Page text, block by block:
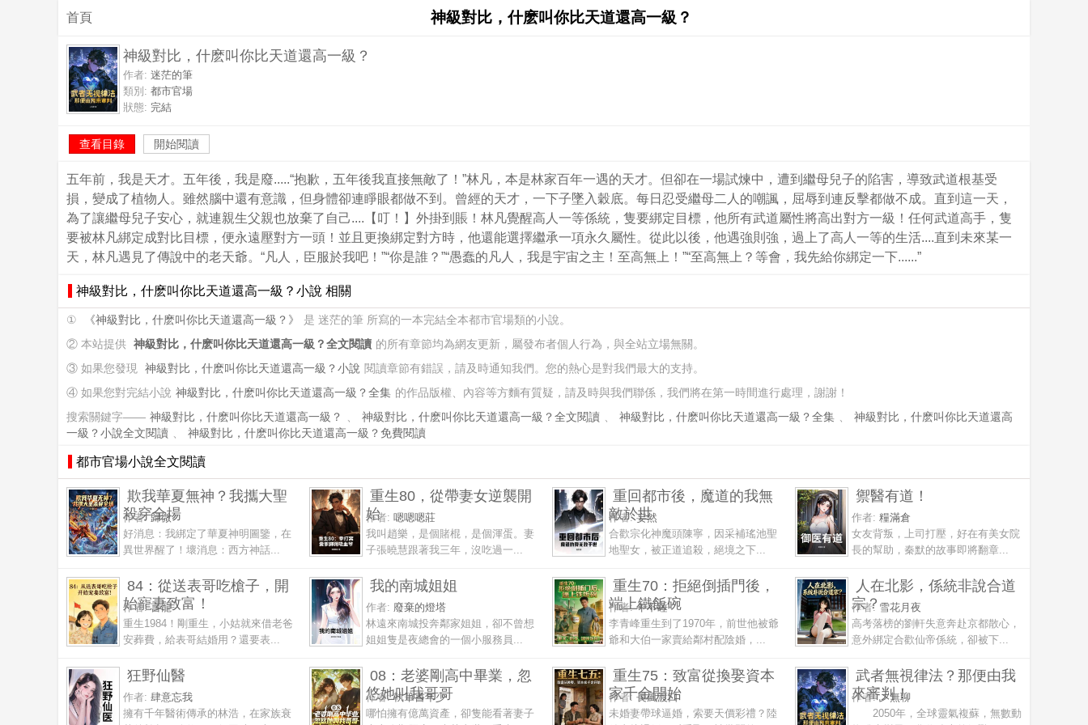
首頁 神級對比，什麽叫你比天道還高一級？
神級對比，什麽叫你比天道還高一級？
作者: 迷茫的筆
類別: 都市官場
狀態: 完結
查看目錄 開始閱讀
五年前，我是天才。五年後，我是廢.....“抱歉，五年後我直接無敵了！”林凡，本是林家百年一遇的天才。但卻在一場試煉中，遭到繼母兒子的陷害，導致武道根基受
損，變成了植物人。雖然腦中還有意識，但身體卻連睜眼都做不到。曾經的天才，一下子墜入穀底。每日忍受繼母二人的嘲諷，屈辱到連反擊都做不成。直到這一天，
為了讓繼母兒子安心，就連親生父親也放棄了自己....【叮！】外掛到賬！林凡覺醒高人一等係統，隻要綁定目標，他所有武道屬性將高出對方一級！任何武道高手，隻
要被林凡綁定成對比目標，便永遠壓對方一頭！並且更換綁定對方時，他還能選擇繼承一項永久屬性。從此以後，他遇強則強，過上了高人一等的生活....直到未來某一
天，林凡遇見了傳說中的老天爺。“凡人，臣服於我吧！”“你是誰？”“愚蠢的凡人，我是宇宙之主！至高無上！”“至高無上？等會，我先給你綁定一下......”
神級對比，什麽叫你比天道還高一級？小說 相關
① 《神級對比，什麽叫你比天道還高一級？》
是 迷茫的筆 所寫的一本完結全本都市官場類的小說。
② 本站提供 神級對比，什麽叫你比天道還高一級？全文閱讀 的所有章節均為網友更新，屬發布者個人行為，與全站立場無關。
③ 如果您發現 神級對比，什麽叫你比天道還高一級？小說 閱讀章節有錯誤，請及時通知我們。您的熱心是對我們最大的支持。
④ 如果您對完結小說 神級對比，什麽叫你比天道還高一級？全集 的作品版權、內容等方麵有質疑，請及時與我們聯係，我們將在第一時間進行處理，謝謝！
搜索關鍵字—— 神級對比，什麽叫你比天道還高一級？ 、 神級對比，什麽叫你比天道還高一級？全文閱讀 、 神級對比，什麽叫你比天道還高一級？全集 、
神級對比，什麽叫你比天道還高
一級？小說全文閱讀 、 神級對比，什麽叫你比天道還高一級？免費閱讀
都市官場小說全文閱讀
欺我華夏無神？我攜大聖
殺穿全場
作者:歸微
好消息：我綁定了華夏神明圖鑒，在
異世界醒了！壞消息：西方神話...
重生80，從帶妻女逆襲開
始
作者: 嗯嗯嗯莊
我叫趙樂，是個賭棍，是個渾蛋。妻
子張曉慧跟著我三年，沒吃過一...
重回都市後，魔道的我無
敵於世
作者:妄然
合歡宗化神魔頭陳寧，因采補瑤池聖
地聖女，被正道追殺，絕境之下...
禦醫有道！
作者: 糧滿倉
女友背叛，上司打壓，好在有美女院
長的幫助，秦默的故事即將翻章...
84：從送表哥吃槍子，開
始寵妻致富！
作者:言龍
重生1984！剛重生，小姑就來借老爸
安葬費，給表哥結婚用？還要表...
我的南城姐姐
作者: 廢棄的燈塔
林遠來南城投奔鄰家姐姐，卻不曾想
姐姐隻是夜總會的一個小服務員...
重生70：拒絕倒插門後，
端上鐵飯碗
作者:午不睡
李青峰重生到了1970年，前世他被爺
爺和大伯一家賣給鄰村配陰婚，...
人在北影，係統非說合道
宗？
作者: 雪花月夜
高考落榜的劉軒失意奔赴京都散心，
意外綁定合歡仙帝係統，卻被下...
狂野仙醫
作者: 肆意忘我
擁有千年醫術傳承的林浩，在家族衰
08：老婆剛高中畢業，忽
悠她叫我哥哥
作者:執筆書年少
哪怕擁有億萬資產，卻隻能看著妻子
重生75：致富從換娶資本
家千金開始
作者:長風渡口
未婚妻帶球逼婚，索要天價彩禮？陸
武者無視律法？那便由我
來審判！
作者:乄無聊
2050年，全球靈氣複蘇，無數動